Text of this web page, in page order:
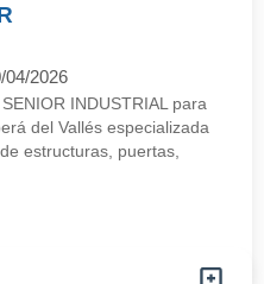
04/2026
INDUSTRIAL para
del Vallés especializada
estructuras, puertas,